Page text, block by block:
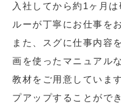
入社してから約1ヶ月
ルーが丁寧にお仕事を
また、スグに仕事内容
画を使ったマニュアル
教材をご用意していま
プアップすることがで